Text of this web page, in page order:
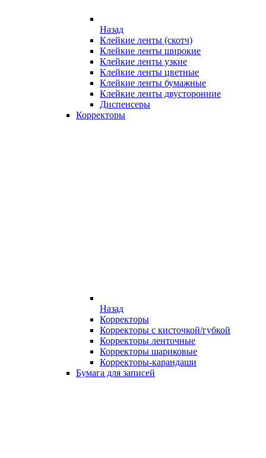
Назад
Клейкие ленты (скотч)
Клейкие ленты широкие
Клейкие ленты узкие
Клейкие ленты цветные
Клейкие ленты бумажные
Клейкие ленты двусторонние
Диспенсеры
Корректоры
Назад
Корректоры
Корректоры с кисточкой/губкой
Корректоры ленточные
Корректоры шариковые
Корректоры-карандаши
Бумага для записей